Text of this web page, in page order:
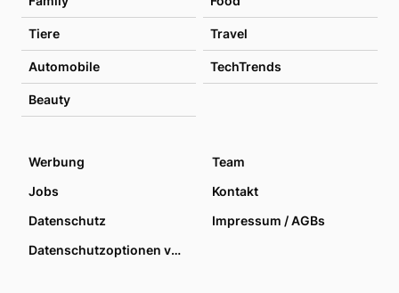
Tiere Travel
Automobile TechTrends
Beauty
Werbung
Team
Jobs
Kontakt
Datenschutz
Impressum / AGBs
Datenschutzoptionen verwalten